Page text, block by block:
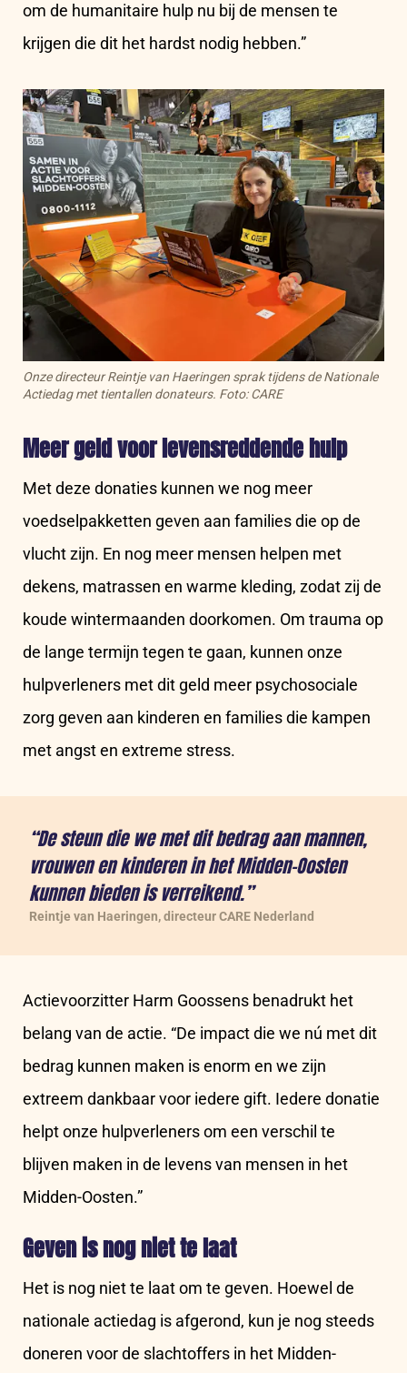
om de humanitaire hulp nu bij de mensen te
krijgen die dit het hardst nodig hebben.”
Onze directeur Reintje van Haeringen sprak tijdens de Nationale
Actiedag met tientallen donateurs. Foto: CARE
Meer geld voor levensreddende hulp
Met deze donaties kunnen we nog meer
voedselpakketten geven aan families die op de
vlucht zijn. En nog meer mensen helpen met
dekens, matrassen en warme kleding, zodat zij de
koude wintermaanden doorkomen. Om trauma op
de lange termijn tegen te gaan, kunnen onze
hulpverleners met dit geld meer psychosociale
zorg geven aan kinderen en families die kampen
met angst en extreme stress.
“De steun die we met dit bedrag aan mannen,
vrouwen en kinderen in het Midden-Oosten
kunnen bieden is verreikend.”
Reintje van Haeringen, directeur CARE Nederland
Actievoorzitter Harm Goossens benadrukt het
belang van de actie. “De impact die we nú met dit
bedrag kunnen maken is enorm en we zijn
extreem dankbaar voor iedere gift. Iedere donatie
helpt onze hulpverleners om een verschil te
blijven maken in de levens van mensen in het
Midden-Oosten.”
Geven is nog niet te laat
Het is nog niet te laat om te geven. Hoewel de
nationale actiedag is afgerond, kun je nog steeds
doneren voor de slachtoffers in het Midden-